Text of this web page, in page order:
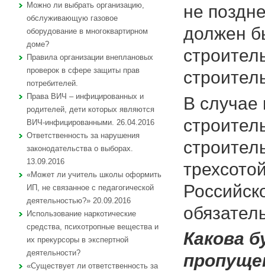
Можно ли выбрать организацию,
обслуживающую газовое
оборудование в многоквартирном
доме?
Правила организации внеплановых
проверок в сфере защиты прав
потребителей.
Права ВИЧ – инфицированных и
родителей, дети которых являются
ВИЧ-инфицированными. 26.04.2016
Ответственность за нарушения
законодательства о выборах.
13.09.2016
«Может ли учитель школы оформить
ИП, не связанное с педагогической
деятельностью?» 20.09.2016
Использование наркотические
средства, психотропные вещества и
их прекурсоры в экспертной
деятельности?
«Существует ли ответственность за
не
должен
В случае
Какова